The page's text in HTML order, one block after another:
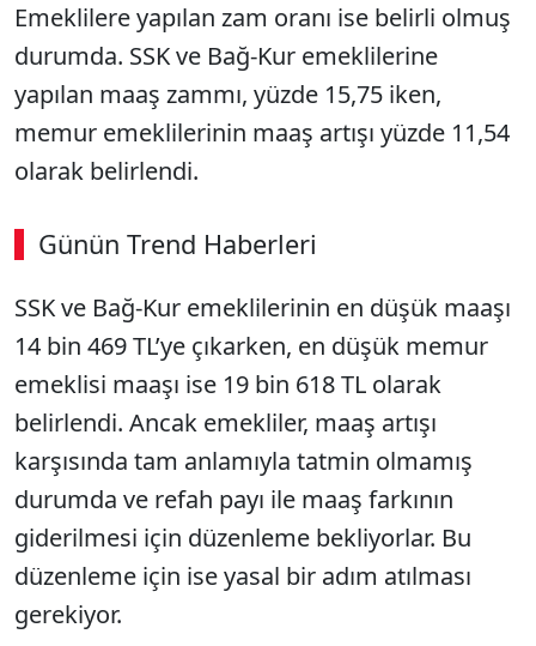
Emeklilere yapılan zam oranı ise belirli olmuş
durumda. SSK ve Bağ-Kur emeklilerine
yapılan maaş zammı, yüzde 15,75 iken,
memur emeklilerinin maaş artışı yüzde 11,54
olarak belirlendi.
Günün Trend Haberleri
SSK ve Bağ-Kur emeklilerinin en düşük maaşı
14 bin 469 TL’ye çıkarken, en düşük memur
emeklisi maaşı ise 19 bin 618 TL olarak
belirlendi. Ancak emekliler, maaş artışı
karşısında tam anlamıyla tatmin olmamış
durumda ve refah payı ile maaş farkının
giderilmesi için düzenleme bekliyorlar. Bu
düzenleme için ise yasal bir adım atılması
gerekiyor.